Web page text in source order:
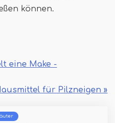
können.
eine Make -
für Pilzneigen »